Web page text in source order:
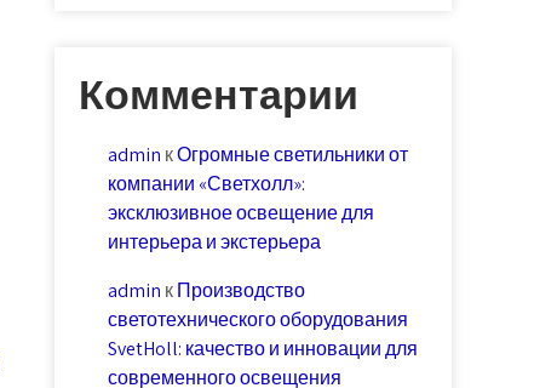
Комментарии
admin кОгромные светильники от
компании «Светхолл»:
эксклюзивное освещение для
интерьера и экстерьера
admin кПроизводство
светотехнического оборудования
SvetHoll: качество и инновации для
современного освещения